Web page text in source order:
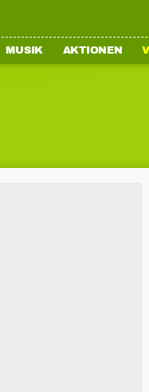
MUSIK AKTIONEN